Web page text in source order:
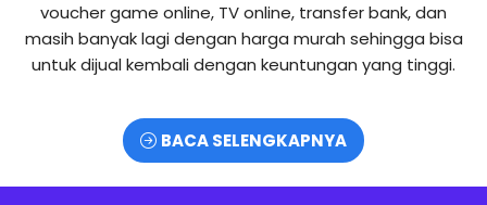
voucher game online, TV online, transfer bank, dan
masih banyak lagi dengan harga murah sehingga bisa
untuk dijual kembali dengan keuntungan yang tinggi.
BACA SELENGKAPNYA